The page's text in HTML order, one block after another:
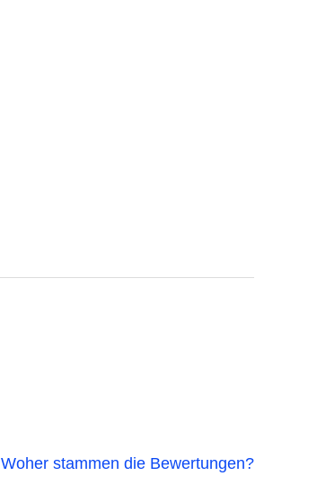
Woher stammen die Bewertungen?